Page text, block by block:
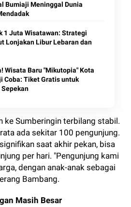
Bumiaji Meninggal Dunia
1 Juta Wisatawan: Strategi
Lonjakan Libur Lebaran dan
Wisata Baru "Mikutopia" Kota
Coba: Tiket Gratis untuk
Sepekan
ke Sumberingin terbilang stabil.
ada sekitar 100 pengunjung.
saat akhir pekan, bisa
per hari. "Pengunjung kami
dengan anak-anak sebagai
Bambang.
Masih Besar